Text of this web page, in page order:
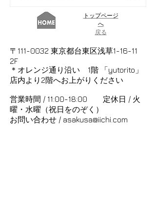
トップページ
へ
戻る
〒111-0032 東京都台東区浅草1-16-11
2F
＊オレンジ通り沿い 1階 「yutorito」
店内より2階へお上がりください
営業時間 / 11:00-18:00 定休日 / 火
曜・水曜（祝日をのぞく）
お問い合わせ / asakusa@iichi.com